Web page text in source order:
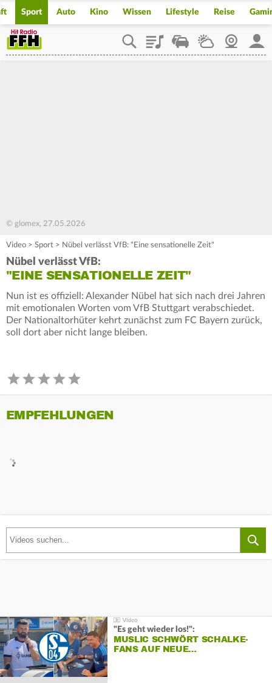
Sport Auto Kino Wissen Lifestyle Reise
PlaylistStaupilotWetterWebcam
© glomex, 27.05.2026
Video > Sport > Nübel verlässt VfB: "Eine sensationelle Zeit"
Nübel verlässt VfB:
"EINE SENSATIONELLE ZEIT"
Nun ist es offiziell: Alexander Nübel hat sich nach drei Jahren
mit emotionalen Worten vom VfB Stuttgart verabschiedet.
Der Nationaltorhüter kehrt zunächst zum FC Bayern zurück,
soll dort aber nicht lange bleiben.
EMPFEHLUNGEN
"Es geht wieder los!":
MUSLIC SCHWÖRT SCHALKE-
FANS AUF NEUE…